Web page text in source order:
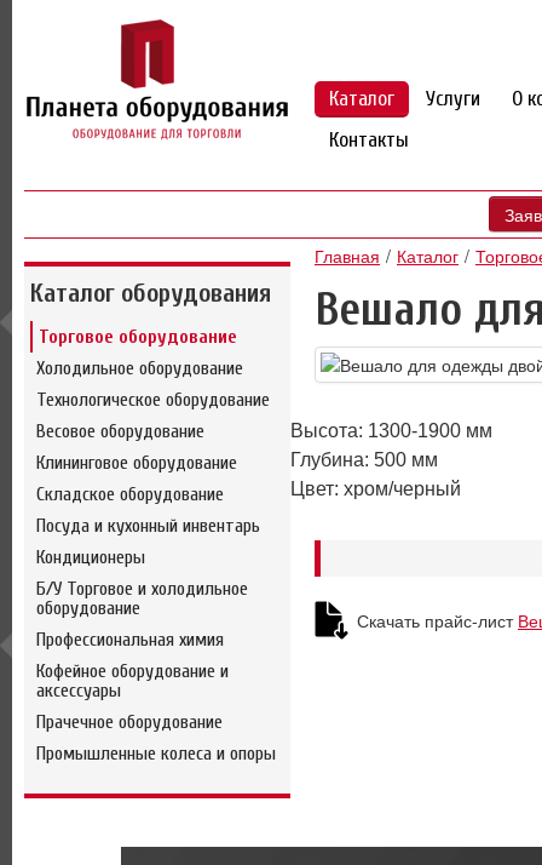
Каталог Услуги
О
Контакты
Каталог оборудования
Торговое оборудование
Холодильное оборудование
Технологическое оборудование
Весовое оборудование
Клининговое оборудование
Складское оборудование
Посуда и кухонный инвентарь
Кондиционеры
Б/У Торговое и холодильное
оборудование
Профессиональная химия
Кофейное оборудование и
аксессуары
Прачечное оборудование
Промышленные колеса и опоры
Главная Каталог
Вешало
Высота: 1300-1900 мм
Глубина: 500 мм
Цвет: хром/черный
Скачать прайс-лист